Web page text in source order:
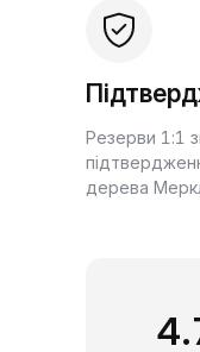
Резерви 1:1
дерева